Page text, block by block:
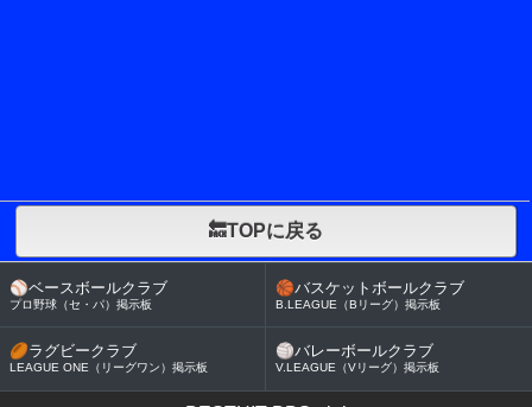
🔙TOPに戻る
⚾ベースボールクラブ
プロ野球（セ・パ）掲示板
🏀バスケットボールクラブ
B.LEAGUE（Bリーグ）掲示板
🏉ラグビークラブ
LEAGUE ONE（リーグワン）掲示板
🏐バレーボールクラブ
V.LEAGUE（Vリーグ）掲示板